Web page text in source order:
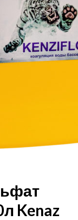
Kenaz